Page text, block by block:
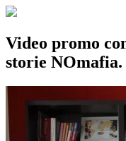
Video promo
storie NOmafia.